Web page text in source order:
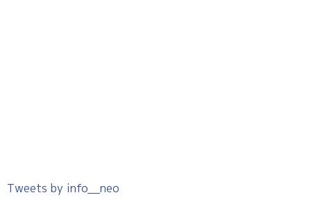
Tweets by info__neo